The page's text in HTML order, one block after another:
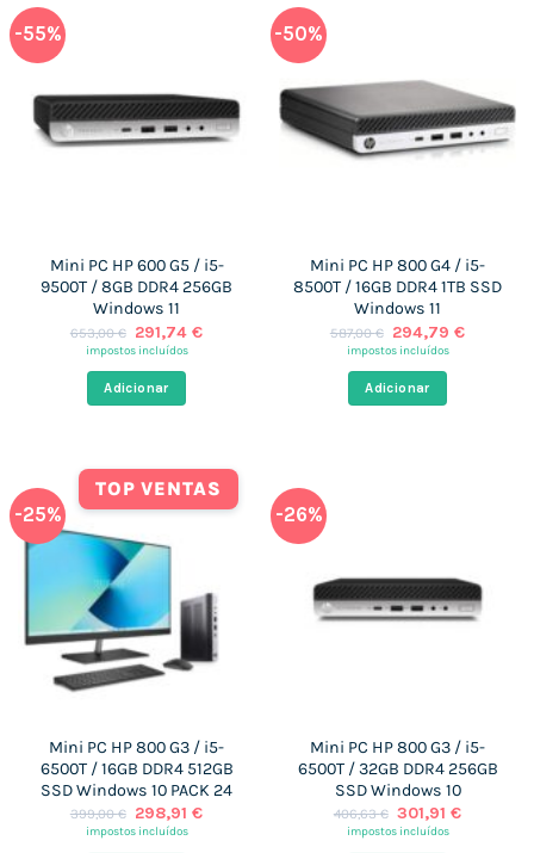
-55%
Mini PC HP 600 G5 / i5-
9500T / 8GB DDR4 256GB
Windows 11
653,00€ O
preço
era:
653,00 €.
291,74€O
impostos incluídos
Adicionar
-50%
Mini PC HP 800 G4 / i5-
8500T / 16GB DDR4 1TB SSD
Windows 11
587,00€ O
preço
era:
587,00 €.
294,79€O
impostos incluídos
Adicionar
-25%
TOP VENTAS
Mini PC HP 800 G3 / i5-
6500T / 16GB DDR4 512GB
SSD Windows 10 PACK 24
399,00€ O
preço
298,91€O
impostos incluídos
-26%
Mini PC HP 800 G3 / i5-
6500T / 32GB DDR4 256GB
SSD Windows 10
406,63€ O
preço
301,91€O
impostos incluídos